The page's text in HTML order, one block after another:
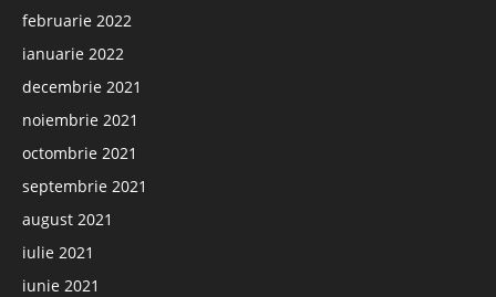
februarie 2022
ianuarie 2022
decembrie 2021
noiembrie 2021
octombrie 2021
septembrie 2021
august 2021
iulie 2021
iunie 2021